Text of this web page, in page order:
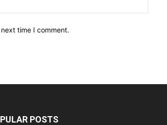
time I comment.
POSTS